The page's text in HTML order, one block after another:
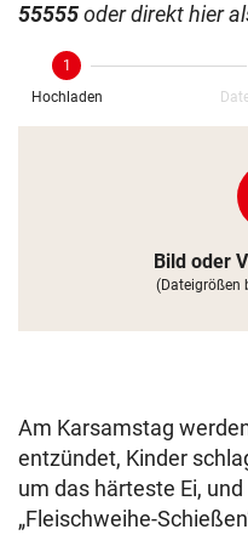
55555oder direkt hier
1
Hochladen
Bild oder
(Dateigrößen
Am Karsamstag
entzündet, Kinder
um das härteste Ei,
„Fleischweihe-